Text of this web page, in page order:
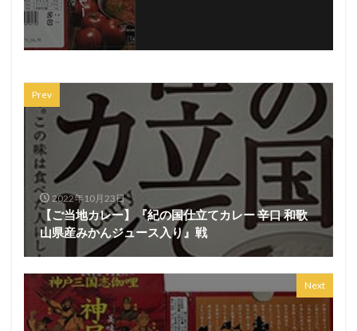
Prev
2022年10月23日
【ご当地カレー】『紀の国仕立てカレー 辛口 和歌
山県産みかんジュース入り』戦
Next